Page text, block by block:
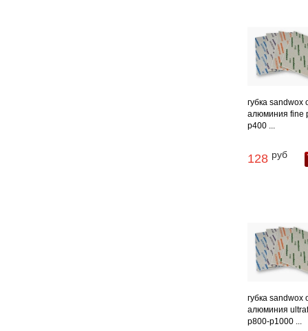
губка sandwox
алюминия fine
p400 ...
128 руб
губка sandwox
алюминия
p800-p1000 ...